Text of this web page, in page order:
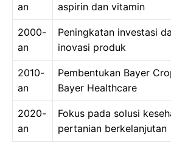
an
aspirin dan vitamin
2000-
an
Peningkatan investasi
inovasi produk
2010-
an
Pembentukan Bayer
Bayer Healthcare
2020-
an
Fokus pada solusi
pertanian berkelanjutan